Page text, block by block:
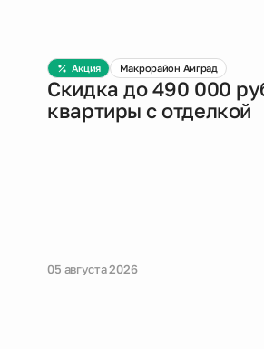
Акция Макрорайон Амград
Скидка до 490 000
квартиры с отделкой
05 августа 2026